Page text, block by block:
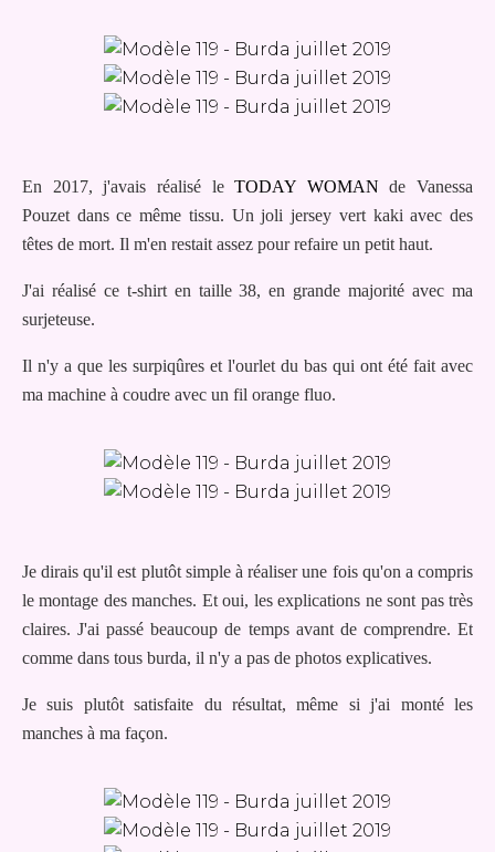
En 2017, j'avais réalisé leTODAY WOMAN de Vanessa
Pouzet dans ce même tissu. Un joli jersey vert kaki avec des
têtes de mort. Il m'en restait assez pour refaire un petit haut.
J'ai réalisé ce t-shirt en taille 38, en grande majorité avec ma
surjeteuse.
Il n'y a que les surpiqûres et l'ourlet du bas qui ont été fait avec
ma machine à coudre avec un fil orange fluo.
Je dirais qu'il est plutôt simple à réaliser une fois qu'on a compris
le montage des manches. Et oui, les explications ne sont pas très
claires. J'ai passé beaucoup de temps avant de comprendre. Et
comme dans tous burda, il n'y a pas de photos explicatives.
Je suis plutôt satisfaite du résultat, même si j'ai monté les
manches à ma façon.